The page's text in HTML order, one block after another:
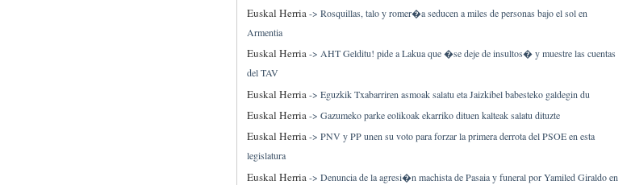
Euskal Herria-> Rosquillas, talo y romer�a seducen a miles de personas bajo el sol en
Armentia
Euskal Herria-> AHT Gelditu! pide a Lakua que �se deje de insultos� y muestre las cuentas
del TAV
Euskal Herria -> Eguzkik Txabarriren asmoak salatu eta Jaizkibel babesteko galdegin du
Euskal Herria-> Gazumeko parke eolikoak ekarriko dituen kalteak salatu dituzte
Euskal Herria-> PNV y PP unen su voto para forzar la primera derrota del PSOE en esta
legislatura
Euskal Herria-> Denuncia de la agresi�n machista de Pasaia y funeral por Yamiled Giraldo en